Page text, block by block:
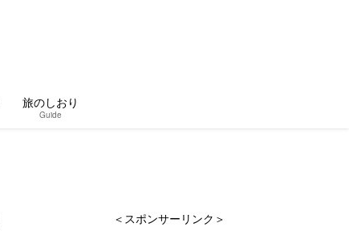
旅のしおり
Guide
＜スポンサーリンク＞